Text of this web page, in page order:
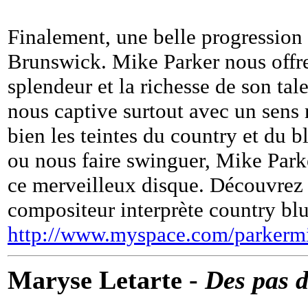
Finalement, une belle
Brunswick. Mike Parker nous
splendeur et la richesse de son
nous captive surtout avec un
bien les teintes du country et du
ou nous faire swinguer, Mike
ce merveilleux disque.
compositeur interprète country
http://www.myspace.com/
Maryse Letarte - Des pas